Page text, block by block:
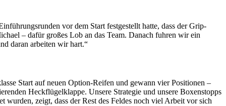
vor dem Start festgestellt hatte, dass der Grip-
– dafür großes Lob an das Team. Danach fuhren wir ein
daran arbeiten wir hart.“
Start auf neuen Option-Reifen und gewann vier Positionen –
Heckflügelklappe. Unsere Strategie und unsere Boxenstopps
wurden, zeigt, dass der Rest des Feldes noch viel Arbeit vor sich